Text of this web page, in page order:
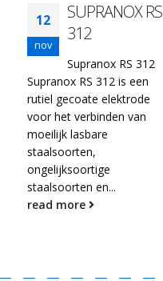
12
nov
SUPRANOX RS
312
Supranox RS 312
Supranox RS 312 is een
rutiel gecoate elektrode
voor het verbinden van
moeilijk lasbare
staalsoorten,
ongelijksoortige
staalsoorten en...
read more